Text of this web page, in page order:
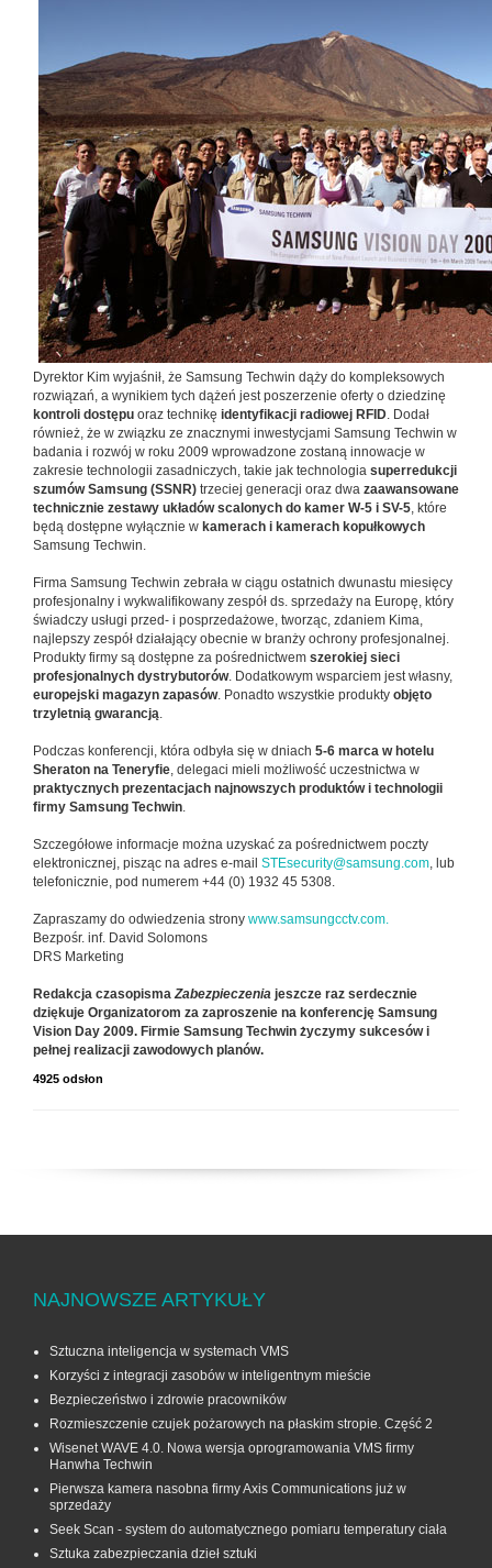
Dyrektor Kim wyjaśnił, że Samsung Techwin dąży do kompleksowych
rozwiązań, a wynikiem tych dążeń jest poszerzenie oferty o dziedzinę
kontroli dostępu oraz technikę identyfikacji radiowej RFID. Dodał
również, że w związku ze znacznymi inwestycjami Samsung Techwin w
badania i rozwój w roku 2009 wprowadzone zostaną innowacje w
zakresie technologii zasadniczych, takie jak technologia superredukcji
szumów Samsung (SSNR) trzeciej generacji oraz dwa zaawansowane
technicznie zestawy układów scalonych do kamer W-5 i SV-5, które
będą dostępne wyłącznie w kamerach i kamerach kopułkowych
Samsung Techwin.
Firma Samsung Techwin zebrała w ciągu ostatnich dwunastu miesięcy
profesjonalny i wykwalifikowany zespół ds. sprzedaży na Europę, który
świadczy usługi przed- i posprzedażowe, tworząc, zdaniem Kima,
najlepszy zespół działający obecnie w branży ochrony profesjonalnej.
Produkty firmy są dostępne za pośrednictwem szerokiej sieci
profesjonalnych dystrybutorów. Dodatkowym wsparciem jest własny,
europejski magazyn zapasów. Ponadto wszystkie produkty objęto
trzyletnią gwarancją.
Podczas konferencji, która odbyła się w dniach 5-6 marca w hotelu
Sheraton na Teneryfie, delegaci mieli możliwość uczestnictwa w
praktycznych prezentacjach najnowszych produktów i technologii
firmy Samsung Techwin.
Szczegółowe informacje można uzyskać za pośrednictwem poczty
elektronicznej, pisząc na adres e-mail STEsecurity@samsung.com, lub
telefonicznie, pod numerem +44 (0) 1932 45 5308.
Zapraszamy do odwiedzenia strony www.samsungcctv.com.
Bezpośr. inf. David Solomons
DRS Marketing
Redakcja czasopismaZabezpieczenia jeszcze raz serdecznie
dziękuje Organizatorom za zaproszenie na konferencję Samsung
Vision Day 2009. Firmie Samsung Techwin życzymy sukcesów i
pełnej realizacji zawodowych planów.
4925 odsłon
NAJNOWSZE ARTYKUŁY
Sztuczna inteligencja w systemach VMS
Korzyści z integracji zasobów w inteligentnym mieście
Bezpieczeństwo i zdrowie pracowników
Rozmieszczenie czujek pożarowych na płaskim stropie. Część 2
Wisenet WAVE 4.0. Nowa wersja oprogramowania VMS firmy
Hanwha Techwin
Pierwsza kamera nasobna firmy Axis Communications już w
sprzedaży
Seek Scan - system do automatycznego pomiaru temperatury ciała
Sztuka zabezpieczania dzieł sztuki